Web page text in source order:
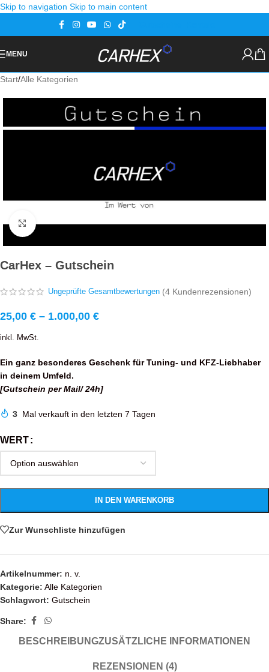
Skip to navigation Skip to main content
MENU
Start/Alle Kategorien
Zoom
CarHex – Gutschein
Ungeprüfte Gesamtbewertungen (4 Kundenrezensionen)
25,00 € – 1.000,00 €
inkl. MwSt.
Ein ganz besonderes Geschenk für Tuning- und KFZ-Liebhaber
in deinem Umfeld.
[Gutschein per Mail/ 24h]
3 Mal verkauft in den letzten 7 Tagen
WERT
IN DEN WARENKORB
Zur Wunschliste hinzufügen
Artikelnummer: n. v.
Kategorie: Alle Kategorien
Schlagwort: Gutschein
Share:
BESCHREIBUNGZUSÄTZLICHE INFORMATIONEN
REZENSIONEN (4)